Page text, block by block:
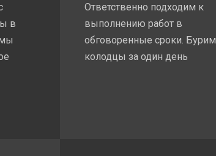
в
Ответственно подходим к
выполнению работ в
обговоренные сроки. Бурим
колодцы за один день